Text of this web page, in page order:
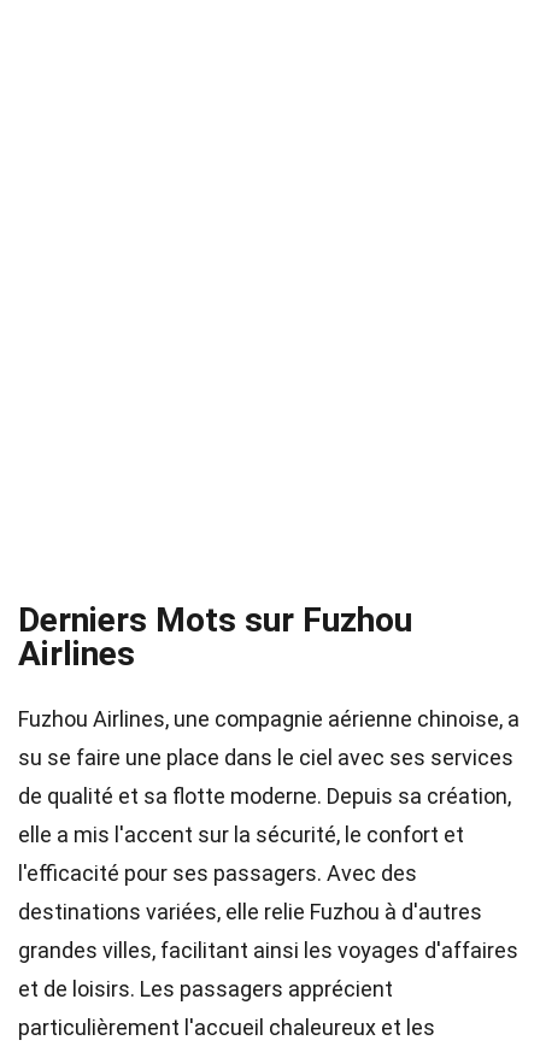
Derniers Mots sur Fuzhou
Airlines
Fuzhou Airlines, une compagnie aérienne chinoise, a
su se faire une place dans le ciel avec ses services
de qualité et sa flotte moderne. Depuis sa création,
elle a mis l'accent sur la sécurité, le confort et
l'efficacité pour ses passagers. Avec des
destinations variées, elle relie Fuzhou à d'autres
grandes villes, facilitant ainsi les voyages d'affaires
et de loisirs. Les passagers apprécient
particulièrement l'accueil chaleureux et les